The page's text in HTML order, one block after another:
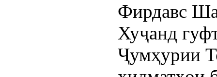
Фирдавс
Хуҷанд
Ҷумҳурии